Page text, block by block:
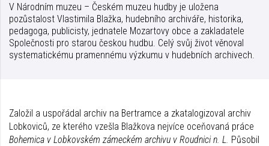
V Národním muzeu – Českém muzeu hudby je uložena
pozůstalost Vlastimila Blažka, hudebního archiváře, historika,
pedagoga, publicisty, jednatele Mozartovy obce a zakladatele
Společnosti pro starou českou hudbu. Celý svůj život věnoval
systematickému pramennému výzkumu v hudebních archivech.
Založil a uspořádal archiv na Bertramce a zkatalogizoval archiv
Lobkoviců, ze kterého vzešla Blažkova nejvíce oceňovaná práce
Bohemica v Lobkovském zámeckém archivu v Roudnici n. L.
Působil